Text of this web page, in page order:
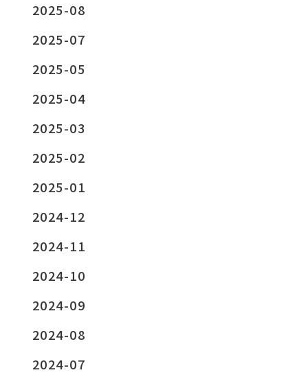
2025-08
2025-07
2025-05
2025-04
2025-03
2025-02
2025-01
2024-12
2024-11
2024-10
2024-09
2024-08
2024-07